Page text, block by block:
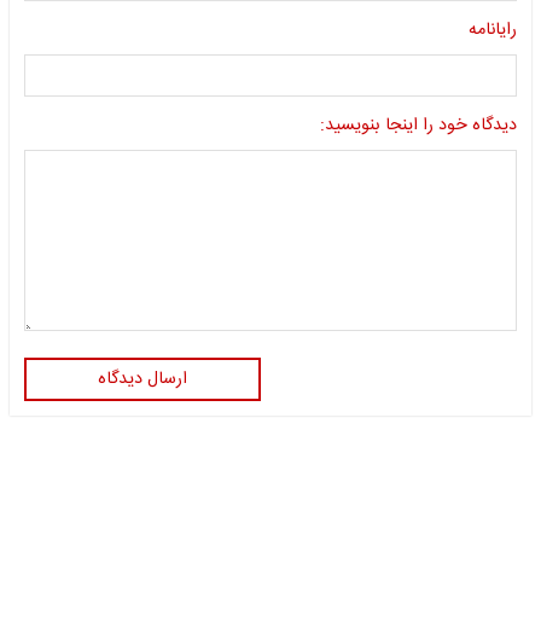
رایانامه
دیدگاه خود را اینجا بنویسید:
ارسال دیدگاه